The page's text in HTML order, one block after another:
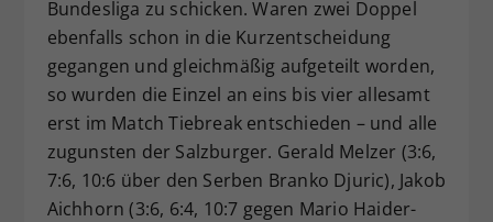
Bundesliga zu schicken. Waren zwei Doppel
ebenfalls schon in die Kurzentscheidung
gegangen und gleichmäßig aufgeteilt worden,
so wurden die Einzel an eins bis vier allesamt
erst im Match Tiebreak entschieden – und alle
zugunsten der Salzburger. Gerald Melzer (3:6,
7:6, 10:6 über den Serben Branko Djuric), Jakob
Aichhorn (3:6, 6:4, 10:7 gegen Mario Haider-